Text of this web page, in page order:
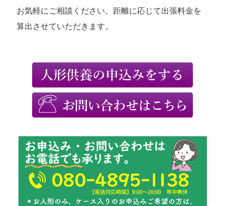
お気軽にご相談ください。距離に応じて出張料金を
算出させていただきます。